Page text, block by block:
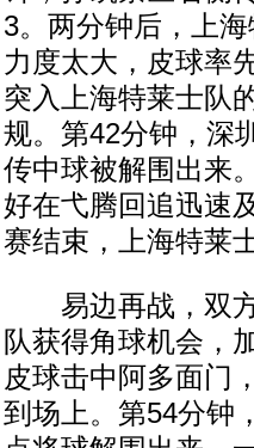
3。两分钟后，上
力度太大，皮球率
突入上海特莱士队
规。第42分钟，深
传中球被解围出来
好在弋腾回追迅速
赛结束，上海特莱
易边再战，双方
队获得角球机会，
皮球击中阿多面门
到场上。第54分钟